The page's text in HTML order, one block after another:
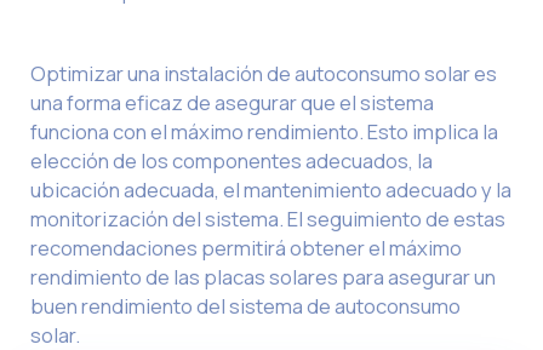
Optimizar una instalación de autoconsumo solar es
una forma eficaz de asegurar que el sistema
funciona con el máximo rendimiento. Esto implica la
elección de los componentes adecuados, la
ubicación adecuada, el mantenimiento adecuado y la
monitorización del sistema. El seguimiento de estas
recomendaciones permitirá obtener el máximo
rendimiento de las placas solares para asegurar un
buen rendimiento del sistema de autoconsumo
solar.